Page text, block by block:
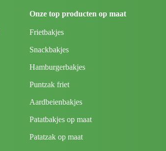
Onze top producten op maat
Frietbakjes
Snackbakjes
Hamburgerbakjes
Puntzak friet
Aardbeienbakjes
Patatbakjes op maat
Patatzak op maat